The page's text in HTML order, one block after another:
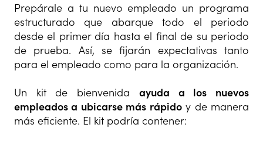
Prepárale a tu nuevo empleado un programa
estructurado que abarque todo el periodo
desde el primer día hasta el final de su periodo
de prueba. Así, se fijarán expectativas tanto
para el empleado como para la organización.
Un kit de bienvenida ayuda a los nuevos
empleados a ubicarse más rápidoy de manera
más eficiente. El kit podría contener: